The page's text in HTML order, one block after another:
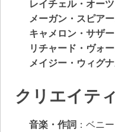
レイチェル・オーツ
メーガン・スピア
キャメロン・サザ
リチャード・ヴォ
メイジー・ウィグ
クリエイテ
音楽・作詞 ：ベニ